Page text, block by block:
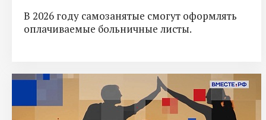
В 2026 году самозанятые смогут оформлять
оплачиваемые больничные листы.